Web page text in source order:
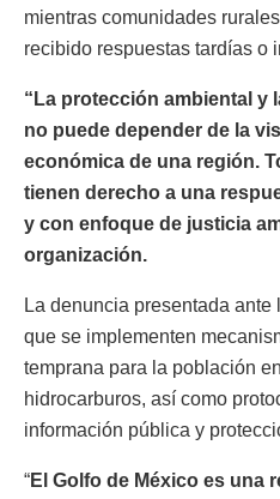
mientras comunidades
recibido respuestas tardías o
“La protección ambiental y
no puede depender de la
económica de una región.
tienen derecho a una
y con enfoque de justicia
organización.
La denuncia presentada
que se implementen
temprana para la población
hidrocarburos, así como
información pública y
“El Golfo de México es una